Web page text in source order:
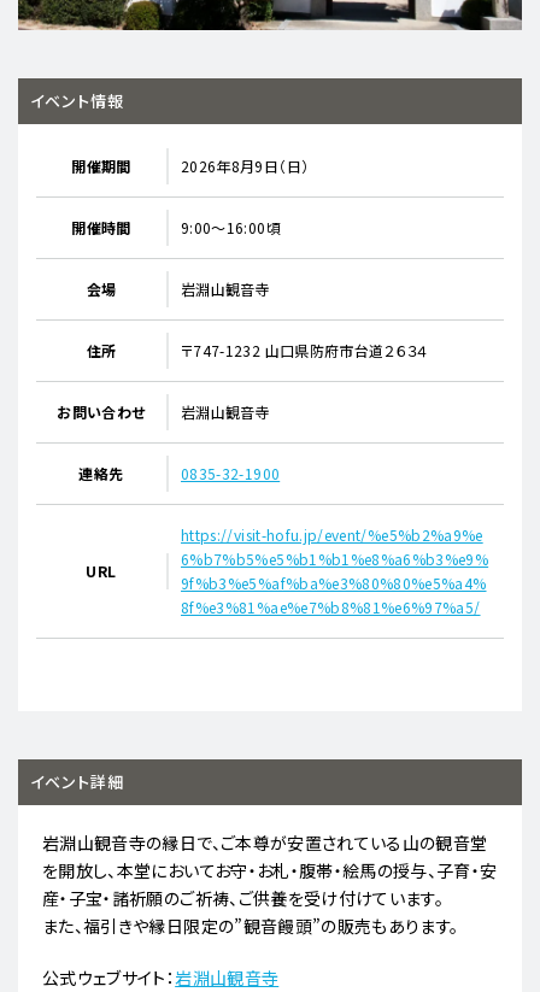
イベント情報
開催期間 2026年8月9日（日）
開催時間 9:00～16:00頃
会場 岩淵山観音寺
住所 〒747-1232 山口県防府市台道２６３４
お問い合わせ 岩淵山観音寺
連絡先 0835-32-1900
URL
https://visit-hofu.jp/event/%e5%b2%a9%e
6%b7%b5%e5%b1%b1%e8%a6%b3%e9%
9f%b3%e5%af%ba%e3%80%80%e5%a4%
8f%e3%81%ae%e7%b8%81%e6%97%a5/
イベント詳細
岩淵山観音寺​の縁日で、ご本尊が安置されている山の観音堂
を開放し、本堂においてお守・お札・腹帯・絵馬の授与、子育・安
産・子宝・諸祈願のご祈祷、ご供養を受け付けています。
また、福引きや縁日限定の”観音饅頭”の販売もあります。
公式ウェブサイト：岩淵山観音寺